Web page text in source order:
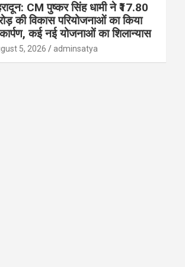
CM पुष्कर सिंह धामी ने ₹17.80
की विकास परियोजनाओं का किया
कई नई योजनाओं का शिलान्यास
5, 2026 adminsatya